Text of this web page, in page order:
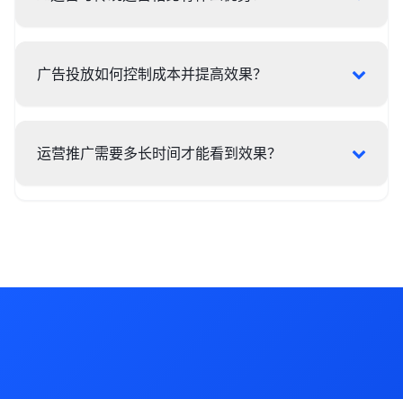
广告投放如何控制成本并提高效果？
运营推广需要多长时间才能看到效果？